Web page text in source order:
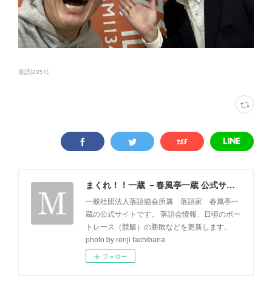
落語(2251)
まくれ！！一蔵 －春風亭一蔵 公式サイト－
一般社団法人落語協会所属 落語家 春風亭一
蔵の公式サイトです。 落語会情報、日頃のボー
トレース（競艇）の勝敗などを更新します。
photo by renji tachibana
フォロー